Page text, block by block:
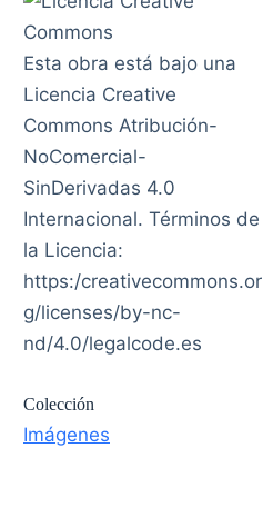
Esta obra está bajo una
Licencia Creative
Commons Atribución-
NoComercial-
SinDerivadas 4.0
Internacional. Términos de
la Licencia:
https:/creativecommons.or
g/licenses/by-nc-
nd/4.0/legalcode.es
Colección
Imágenes